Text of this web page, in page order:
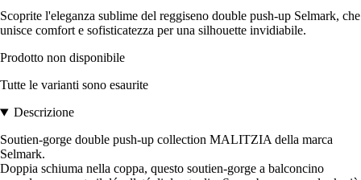
Scoprite l'eleganza sublime del reggiseno double push-up Selmark, che
unisce comfort e sofisticatezza per una silhouette invidiabile.
Prodotto non disponibile
Tutte le varianti sono esaurite
Descrizione
Soutien-gorge double push-up collection MALITZIA della marca
Selmark.
Doppia schiuma nella coppa, questo soutien-gorge a balconcino